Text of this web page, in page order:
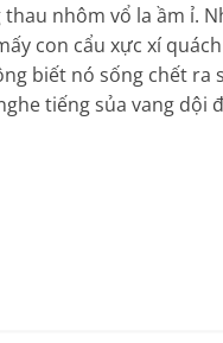
nhôm vổ la ầm ỉ.
con cẩu xực xí
biết nó sống chết ra
tiếng sủa vang dội